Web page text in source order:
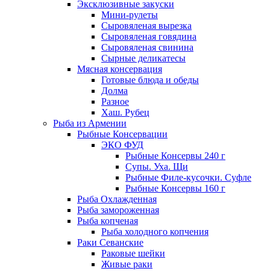
Эксклюзивные закуски
Мини-рулеты
Сыровяленая вырезка
Сыровяленая говядина
Сыровяленая свинина
Сырные деликатесы
Мясная консервация
Готовые блюда и обеды
Долма
Разное
Хаш. Рубец
Рыба из Армении
Рыбные Консервации
ЭКО ФУД
Рыбные Консервы 240 г
Супы. Уха. Щи
Рыбные Филе-кусочки. Суфле
Рыбные Консервы 160 г
Рыба Охлажденная
Рыба замороженная
Рыба копченая
Рыба холодного копчения
Раки Севанские
Раковые шейки
Живые раки